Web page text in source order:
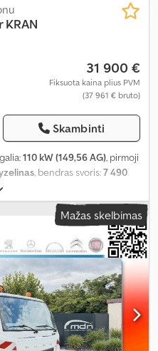
31 900 €
Fiksuota kaina plius PVM
(37 961 € bruto)
Skambinti
110 kW (149,56 AG), pirmoji
, bendras svoris:7 490
ilgis:3 400 mm, krovinių
ABS, elektroninė stabilumo
suodžių filtras,
Mažas skelbimas